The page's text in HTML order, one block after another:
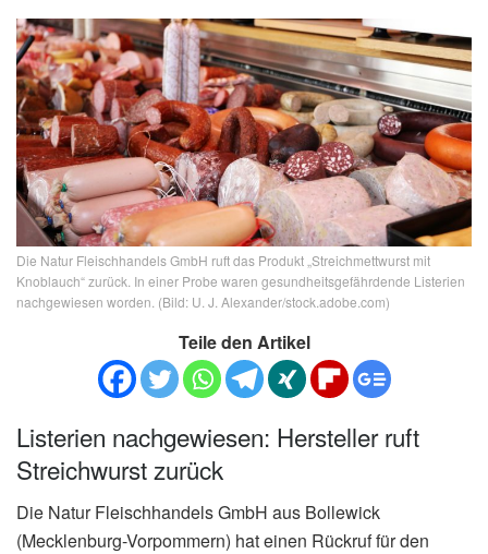
Die Natur Fleischhandels GmbH ruft das Produkt „Streichmettwurst mit
Knoblauch“ zurück. In einer Probe waren gesundheitsgefährdende Listerien
nachgewiesen worden. (Bild: U. J. Alexander/stock.adobe.com)
Teile den Artikel
Listerien nachgewiesen: Hersteller ruft
Streichwurst zurück
Die Natur Fleischhandels GmbH aus Bollewick
(Mecklenburg-Vorpommern) hat einen Rückruf für den